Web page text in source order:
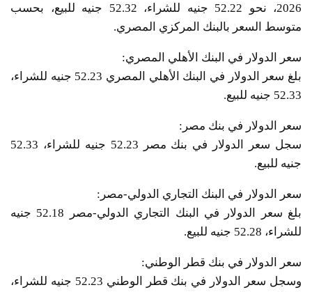
2026، نحو 52.22 جنيه للشراء، 52.32 جنيه للبيع، بحسب
متوسط السعر بالبنك المركزي المصري.
سعر الدولار في البنك الأهلي المصري:
بلغ سعر الدولار في البنك الأهلي المصري 52.23 جنيه للشراء،
52.33 جنيه للبيع.
سعر الدولار في بنك مصر:
سجل سعر الدولار في بنك مصر 52.23 جنيه للشراء، 52.33
جنيه للبيع.
سعر الدولار في البنك التجاري الدولي-مصر:
بلغ سعر الدولار في البنك التجاري الدولي-مصر 52.18 جنيه
للشراء، 52.28 جنيه للبيع.
سعر الدولار في بنك قطر الوطني:
وسجل سعر الدولار في بنك قطر الوطني 52.23 جنيه للشراء،